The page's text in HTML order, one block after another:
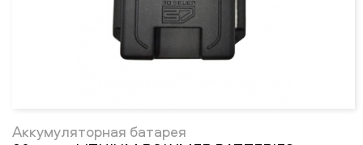
Аккумуляторная батарея